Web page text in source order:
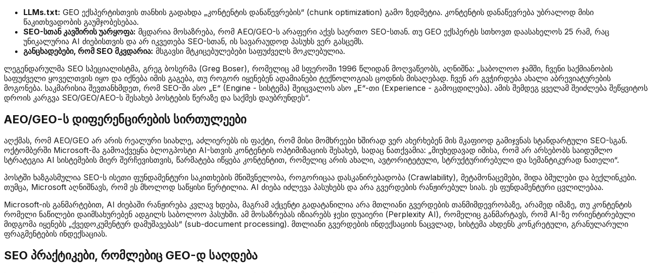
LLMs.txt: GEO ექსპერტისთვის თანხის გადახდა „კონტენტის დანაწევრების“ (chunk optimization) გამო ზედმეტია. კონტენტის დანაწევრება უბრალოდ მისი
წაკითხვადობის გაუმჯობესებაა.
SEO-სთან კავშირის უარყოფა: მცდარია მოსაზრება, რომ AEO/GEO-ს არაფერი აქვს საერთო SEO-სთან. თუ GEO ექსპერტს სთხოვთ დაასახელოს 25 რამ, რაც
უნიკალურია AI ძიებისთვის და არ იკვეთება SEO-სთან, ის სავარაუდოდ პასუხს ვერ გასცემს.
განცხადებები, რომ SEO მკვდარია: მსგავსი მტკიცებულებები საფუძველს მოკლებულია.
ლეგენდარულმა SEO სპეციალისტმა, გრეგ ბოსერმა (Greg Boser), რომელიც ამ სფეროში 1996 წლიდან მოღვაწეობს, აღნიშნა: „საბოლოო ჯამში, ჩვენი საქმიანობის
საფუძველი ყოველთვის იყო და იქნება იმის გაგება, თუ როგორ იყენებენ ადამიანები ტექნოლოგიას ცოდნის მისაღებად. ჩვენ არ გვჭირდება ახალი აბრევიატურების
მოგონება. საკმარისია შევთანხმდეთ, რომ SEO-ში ასო „E“ (Engine - სისტემა) შეიცვალოს ასო „E“-თი (Experience - გამოცდილება). ამის შემდეგ ყველამ შეიძლება შეწყვიტოს
დროის კარგვა SEO/GEO/AEO-ს შესახებ პოსტების წერაზე და საქმეს დაუბრუნდეს“.
AEO/GEO-ს დიფერენცირების სირთულეები
აღქმას, რომ AEO/GEO არ არის რეალური სიახლე, აძლიერებს ის ფაქტი, რომ მისი მომხრეები ხშირად ვერ ახერხებენ მის მკაფიოდ გამიჯვნას სტანდარტული SEO-სგან.
ოქტომბერში Microsoft-მა გამოაქვეყნა ბლოგპოსტი AI-სთვის კონტენტის ოპტიმიზაციის შესახებ, სადაც ნათქვამია: „მიუხედავად იმისა, რომ არ არსებობს საიდუმლო
სტრატეგია AI სისტემების მიერ შერჩევისთვის, წარმატება იწყება კონტენტით, რომელიც არის ახალი, ავტორიტეტული, სტრუქტურირებული და სემანტიკურად ნათელი“.
პოსტში ხაზგასმულია SEO-ს ისეთი ფუნდამენტური საკითხების მნიშვნელობა, როგორიცაა დასკანირებადობა (Crawlability), მეტამონაცემები, შიდა ბმულები და ბექლინკები.
თუმცა, Microsoft აღნიშნავს, რომ ეს მხოლოდ საწყისი წერტილია. AI ძიება იძლევა პასუხებს და არა გვერდების რანჟირებულ სიას. ეს ფუნდამენტური ცვლილებაა.
Microsoft-ის განმარტებით, AI ძიებაში რანჟირება კვლავ ხდება, მაგრამ აქცენტი გადატანილია არა მთლიანი გვერდების თანმიმდევრობაზე, არამედ იმაზე, თუ კონტენტის
რომელი ნაწილები დაიმსახურებენ ადგილს საბოლოო პასუხში. ამ მოსაზრებას იზიარებს ჯესი დუაიერი (Perplexity AI), რომელიც განმარტავს, რომ AI-ზე ორიენტირებული
მიდგომა იყენებს „ქვედოკუმენტურ დამუშავებას“ (sub-document processing). მთლიანი გვერდების ინდექსაციის ნაცვლად, სისტემა ახდენს კონკრეტული, გრანულარული
ფრაგმენტების ინდექსაციას.
SEO პრაქტიკები, რომლებიც GEO-დ საღდება